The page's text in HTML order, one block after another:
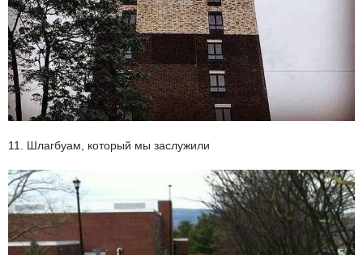
11. Шлагбуам, который мы заслужили